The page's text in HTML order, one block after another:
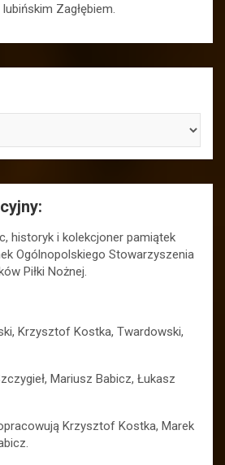
Zagłębiem.
historyk i kolekcjoner pamiątek
Ogólnopolskiego Stowarzyszenia
Piłki Nożnej.
Krzysztof Kostka, Twardowski,
Mariusz Babicz, Łukasz
Krzysztof Kostka, Marek